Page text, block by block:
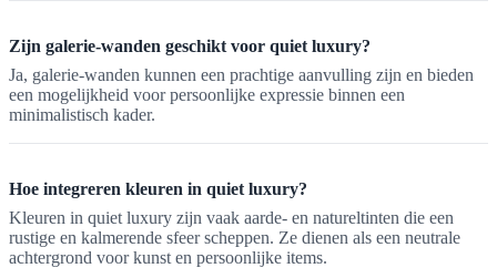
Zijn galerie-wanden geschikt voor quiet luxury?
Ja, galerie-wanden kunnen een prachtige aanvulling zijn en bieden
een mogelijkheid voor persoonlijke expressie binnen een
minimalistisch kader.
Hoe integreren kleuren in quiet luxury?
Kleuren in quiet luxury zijn vaak aarde- en natureltinten die een
rustige en kalmerende sfeer scheppen. Ze dienen als een neutrale
achtergrond voor kunst en persoonlijke items.